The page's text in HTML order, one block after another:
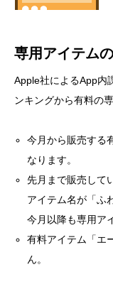
専用アイテム
Apple社によるApp内
ンキングから有料の
今月から販売する
なります。
先月まで販売して
アイテム名が「ふ
今月以降も専用ア
有料アイテム「エ
ん。